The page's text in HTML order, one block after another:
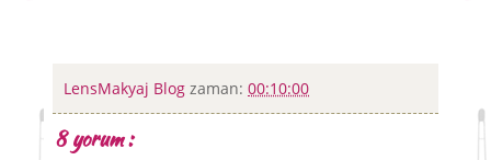
LensMakyaj Blog zaman: 00:10:00
8 yorum :